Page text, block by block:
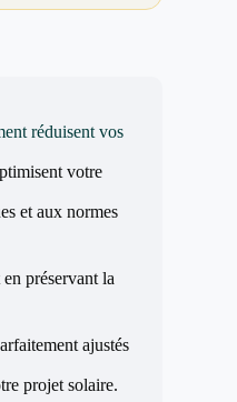
réduisent vos
votre
et aux normes
préservant la
ajustés
projet solaire.